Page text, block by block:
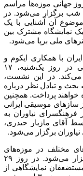
با روز جهانی موزه‌ها مراسم
سالیانه تقدیر از موزه‌ها از ساعت ۵ تا ۸ شب برگزار می‌شود. در
آن آشنایی با یک
نمایشگاه مشترک بین
ملی برپا می‌شود.
با همکاری ایکوم و
سایر نهادهای فرهنگی، نشست تخصصی در روز یک‌شنبه، ۱۷
می‌کند. در این نشست،
و تبادل نظر درباره
پرداخت. همچنین
از سازهای موسیقی ایرانی
نیاوران به
آقای مازیار حیدری،
مختلف در موزه‌های
تهران به مناسبت روز جهانی موزه برگزار می‌شود. در روز ۲۹
نمایشگاهی از